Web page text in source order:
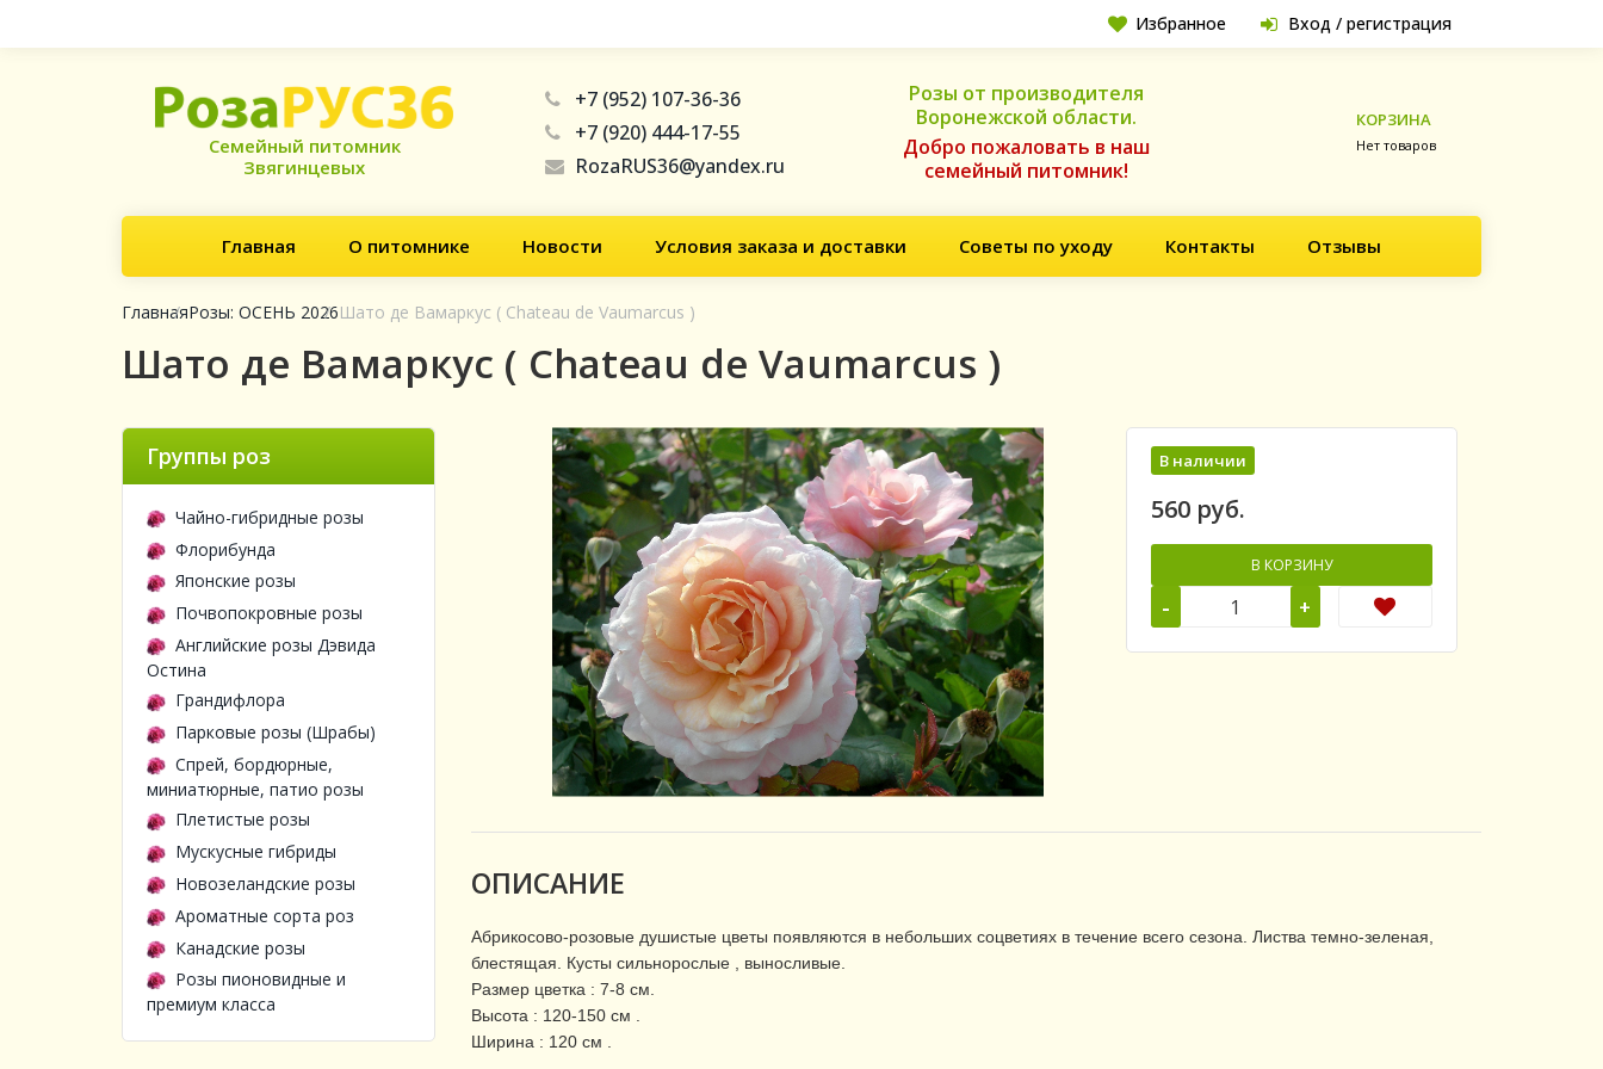
Избранное Вход / регистрация
Семейный питомник
Звягинцевых
+7 (952) 107-36-36
+7 (920) 444-17-55
RozaRUS36@yandex.ru
Розы от производителя
Воронежской области.
Добро пожаловать в наш
семейный питомник!
КОРЗИНА
Нет товаров
Главная О питомнике Новости Условия заказа и доставки Советы по уходу Контакты Отзывы
ГлавнаяРозы: ОСЕНЬ 2026Шато де Вамаркус ( Chateau de Vaumarcus )
Шато де Вамаркус ( Chateau de Vaumarcus )
В наличии
560 руб.
В КОРЗИНУ
- +
ОПИСАНИЕ
Абрикосово-розовые душистые цветы появляются в небольших соцветиях в течение всего сезона. Листва темно-зеленая,
блестящая. Кусты сильнорослые , выносливые.
Размер цветка : 7-8 см.
Высота : 120-150 см .
Ширина : 120 см .
Группы роз
Чайно-гибридные розы
Флорибунда
Японские розы
Почвопокровные розы
Английские розы Дэвида
Остина
Грандифлора
Парковые розы (Шрабы)
Спрей, бордюрные,
миниатюрные, патио розы
Плетистые розы
Мускусные гибриды
Новозеландские розы
Ароматные сорта роз
Канадские розы
Розы пионовидные и
премиум класса